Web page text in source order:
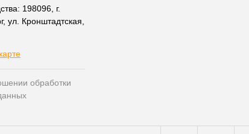
198096, г.
ул. Кронштадтская,
обработки